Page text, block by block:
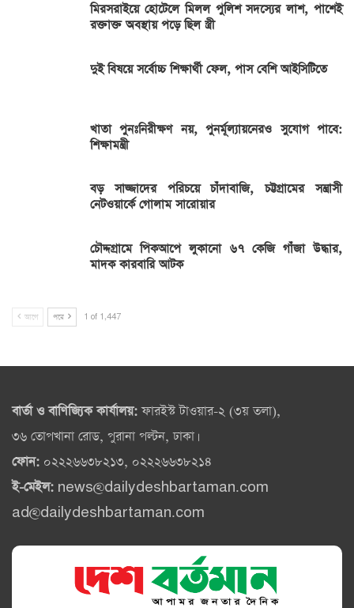
মিরসরাইয়ে হোটেলে মিলল পুলিশ সদস্যের লাশ, পাশেই
রক্তাক্ত অবস্থায় পড়ে ছিল স্ত্রী
দুই বিষয়ে সর্বোচ্চ শিক্ষার্থী ফেল, পাস বেশি আইসিটিতে
খাতা পুনঃনিরীক্ষণ নয়, পুনর্মূল্যায়নেরও সুযোগ পাবে:
শিক্ষামন্ত্রী
বড় সাজ্জাদের পরিচয়ে চাঁদাবাজি, চট্টগ্রামের সন্ত্রাসী
নেটওয়ার্কে গোলাম সারোয়ার
চৌদ্দগ্রামে পিকআপে লুকানো ৬৭ কেজি গাঁজা উদ্ধার,
মাদক কারবারি আটক
আগে পরে 1 of 1,447
বার্তা ও বাণিজ্যিক কার্যালয়:ফারইস্ট টাওয়ার-২ (৩য় তলা),
৩৬ তোপখানা রোড, পুরানা পল্টন, ঢাকা।
ফোন: ০২২২৬৬৩৮২১৩, ০২২২৬৬৩৮২১৪
ই-মেইল: news@dailydeshbartaman.com
ad@dailydeshbartaman.com